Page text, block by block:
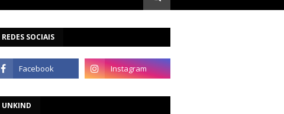
REDES SOCIAIS
UNKIND